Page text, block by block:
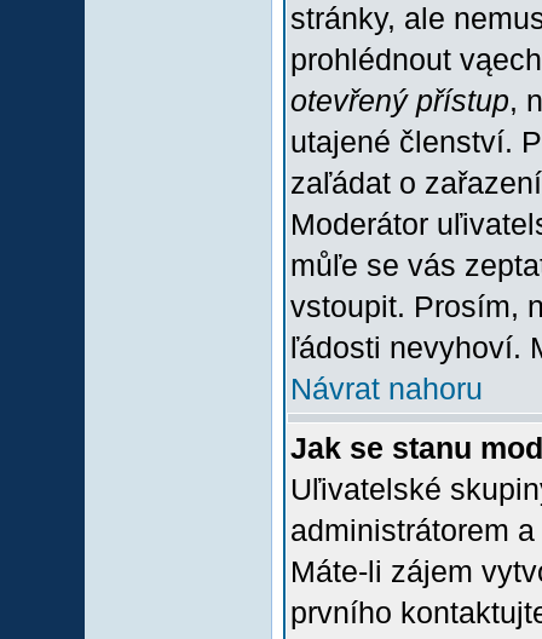
stránky, ale
prohlédnout
otevřený přístup,
utajené členství.
zaľádat o
Moderátor
můľe se vás
vstoupit. Prosím,
ľádosti nevyhoví.
Návrat nahoru
Jak se stanu
Uľivatelské
administrátorem
Máte-li zájem
prvního